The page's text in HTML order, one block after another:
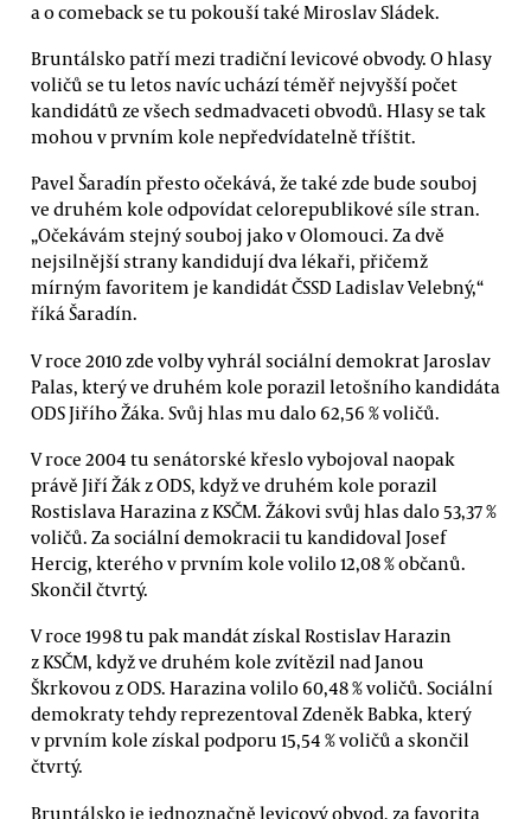
a o comeback se tu pokouší také Miroslav Sládek.
Bruntálsko patří mezi tradiční levicové obvody. O hlasy
voličů se tu letos navíc uchází téměř nejvyšší počet
kandidátů ze všech sedmadvaceti obvodů. Hlasy se tak
mohou v prvním kole nepředvídatelně tříštit.
Pavel Šaradín přesto očekává, že také zde bude souboj
ve druhém kole odpovídat celorepublikové síle stran.
„Očekávám stejný souboj jako v Olomouci. Za dvě
nejsilnější strany kandidují dva lékaři, přičemž
mírným favoritem je kandidát ČSSD Ladislav Velebný,“
říká Šaradín.
V roce 2010 zde volby vyhrál sociální demokrat Jaroslav
Palas, který ve druhém kole porazil letošního kandidáta
ODS Jiřího Žáka. Svůj hlas mu dalo 62,56 % voličů.
V roce 2004 tu senátorské křeslo vybojoval naopak
právě Jiří Žák z ODS, když ve druhém kole porazil
Rostislava Harazina z KSČM. Žákovi svůj hlas dalo 53,37 %
voličů. Za sociální demokracii tu kandidoval Josef
Hercig, kterého v prvním kole volilo 12,08 % občanů.
Skončil čtvrtý.
V roce 1998 tu pak mandát získal Rostislav Harazin
z KSČM, když ve druhém kole zvítězil nad Janou
Škrkovou z ODS. Harazina volilo 60,48 % voličů. Sociální
demokraty tehdy reprezentoval Zdeněk Babka, který
v prvním kole získal podporu 15,54 % voličů a skončil
čtvrtý.
Bruntálsko je jednoznačně levicový obvod, za favorita